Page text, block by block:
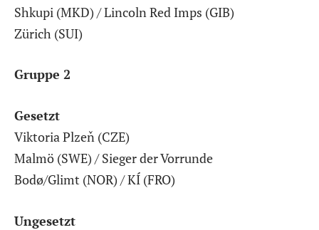
Shkupi (MKD) / Lincoln Red Imps (GIB)
Zürich (SUI)
Gruppe 2
Gesetzt
Viktoria Plzeň (CZE)
Malmö (SWE) / Sieger der Vorrunde
Bodø/Glimt (NOR) / KÍ (FRO)
Ungesetzt